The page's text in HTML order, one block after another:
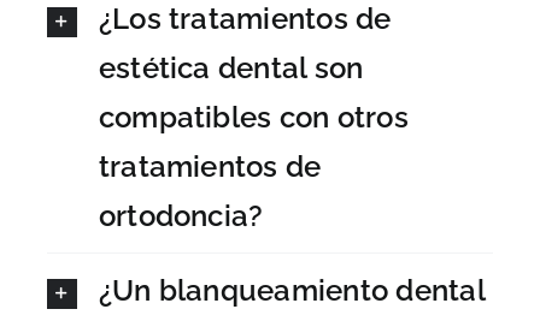
¿Los tratamientos de
estética dental son
compatibles con otros
tratamientos de
ortodoncia?
¿Un blanqueamiento dental